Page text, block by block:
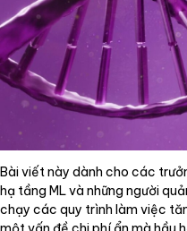
Bài viết này dành cho các
hạ tầng ML và những người
chạy các quy trình làm việc